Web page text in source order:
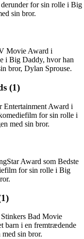
for sin rolle i Big
sin bror.
Movie Award i
i Big Daddy, hvor han
bror, Dylan Sprouse.
(1)
Entertainment Award i
for sin rolle i
med sin bror.
Award som Bedste
for sin rolle i Big
Bad Movie
barn i en fremtrædende
sin bror.